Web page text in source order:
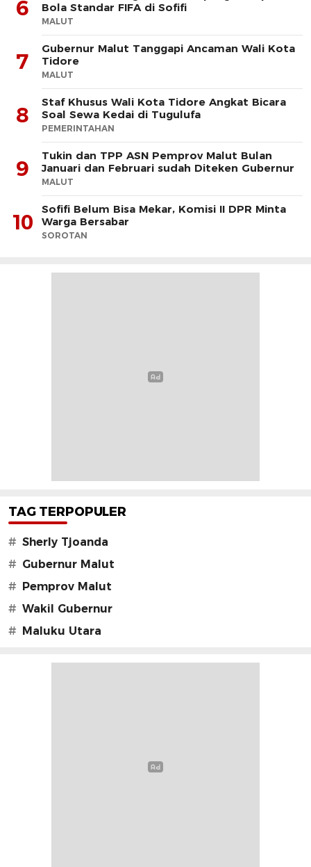
6
Bola Standar FIFA di Sofifi
MALUT
7
Gubernur Malut Tanggapi Ancaman Wali Kota
Tidore
MALUT
8
Staf Khusus Wali Kota Tidore Angkat Bicara
Soal Sewa Kedai di Tugulufa
PEMERINTAHAN
9
Tukin dan TPP ASN Pemprov Malut Bulan
Januari dan Februari sudah Diteken Gubernur
MALUT
10
Sofifi Belum Bisa Mekar, Komisi II DPR Minta
Warga Bersabar
SOROTAN
TAG TERPOPULER
# Sherly Tjoanda
# Gubernur Malut
# Pemprov Malut
# Wakil Gubernur
# Maluku Utara